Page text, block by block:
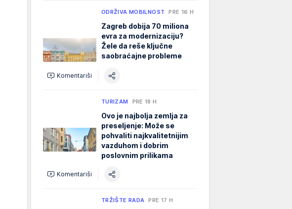
ODRŽIVA MOBILNOST PRE 16 H
Zagreb dobija 70 miliona
evra za modernizaciju?
Žele da reše ključne
saobraćajne probleme
Komentariši
TURIZAM PRE 18 H
Ovo je najbolja zemlja za
preseljenje: Može se
pohvaliti najkvalitetnijim
vazduhom i dobrim
poslovnim prilikama
Komentariši
TRŽIŠTE RADA PRE 17 H